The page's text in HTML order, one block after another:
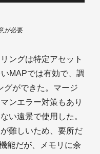
が必要
ングは特定アセット
MAPでは有効で、調
グができた。マージ
ンエラー対策もあり
い遠景で使用した。
難しいため、要所だ
能だが、メモリに余